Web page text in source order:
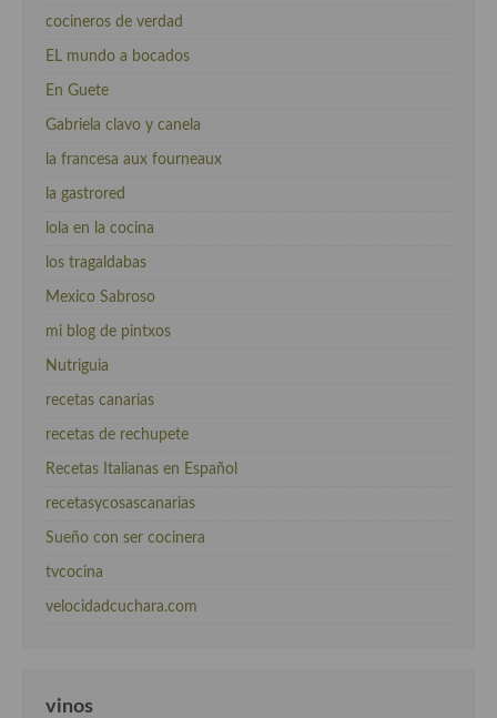
cocineros de verdad
EL mundo a bocados
En Guete
Gabriela clavo y canela
la francesa aux fourneaux
la gastrored
lola en la cocina
los tragaldabas
Mexico Sabroso
mi blog de pintxos
Nutriguia
recetas canarias
recetas de rechupete
Recetas Italianas en Español
recetasycosascanarias
Sueño con ser cocinera
tvcocina
velocidadcuchara.com
vinos